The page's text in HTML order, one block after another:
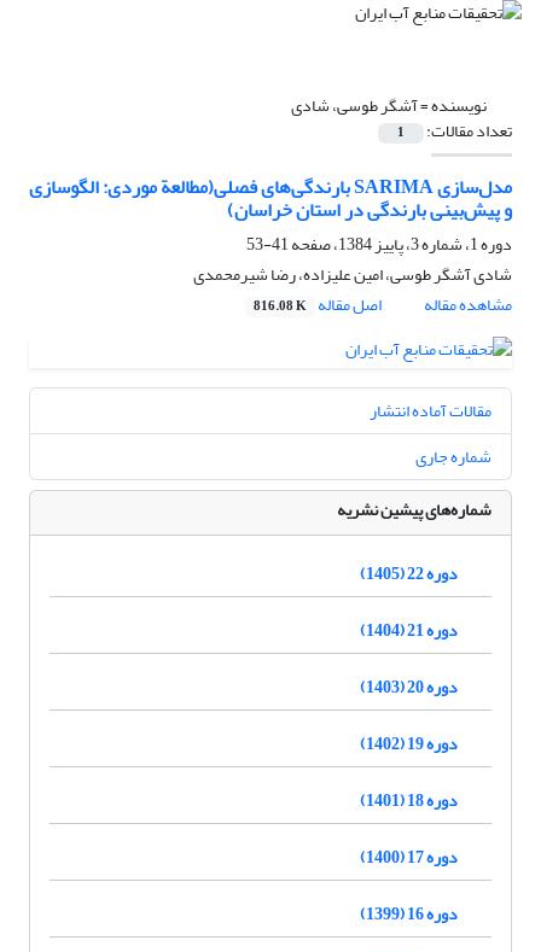
نویسنده =آشگر طوسی، شادی
تعداد مقالات: 1
مدل‌سازی SARIMA بارندگی‌های فصلی(مطالعة موردی:‌ الگوسازی
و پیش‌بینی بارندگی در استان خراسان)
دوره 1، شماره 3، پاییز 1384، صفحه
41-53
شادی آشگر طوسی، امین علیزاده، رضا شیرمحمدی
مشاهده مقاله
اصل مقاله 816.08 K
مقالات آماده انتشار
شماره جاری
شماره‌های پیشین نشریه
دوره 22 (1405)
دوره 21 (1404)
دوره 20 (1403)
دوره 19 (1402)
دوره 18 (1401)
دوره 17 (1400)
دوره 16 (1399)